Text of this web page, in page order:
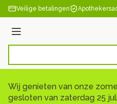
Ga naar de inhoud
Veilige betalingen
Menu
Wij genieten van onze
gesloten van zaterdag 25